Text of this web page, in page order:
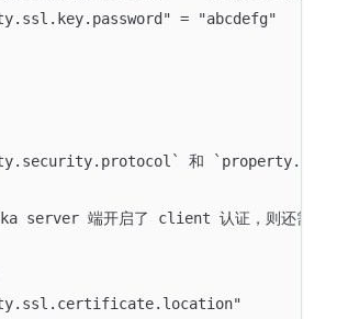
= "abcdefg"
和
server 端开启了 client 认证，则还需设